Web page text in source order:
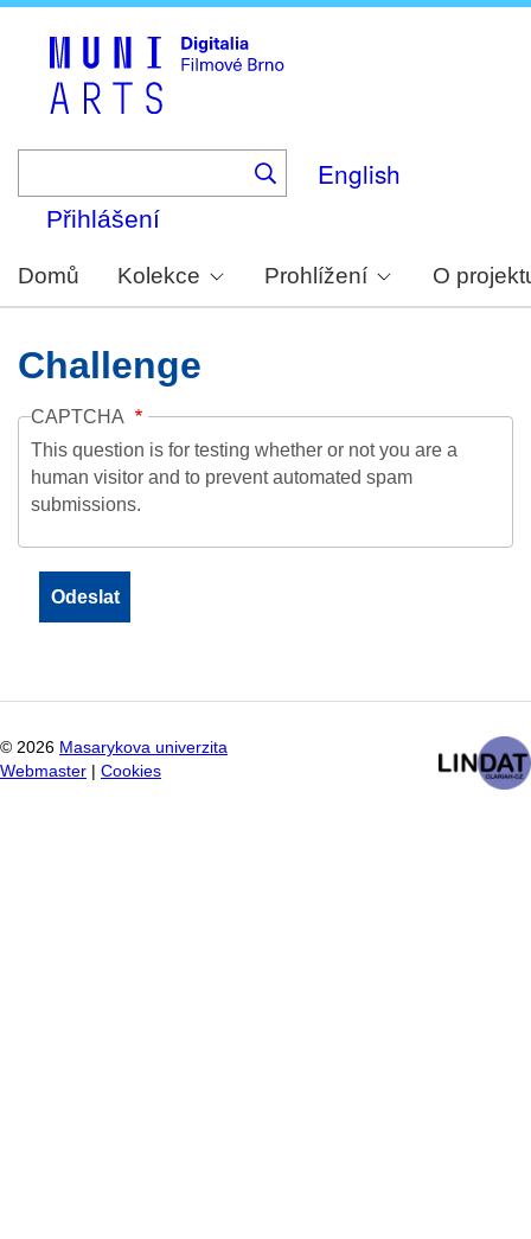
English
Přihlášení
Domů Kolekce Prohlížení O
Challenge
CAPTCHA
This question is for testing whether or not you are a
human visitor and to prevent automated spam
submissions.
© 2026 Masarykova univerzita
Webmaster
Cookies